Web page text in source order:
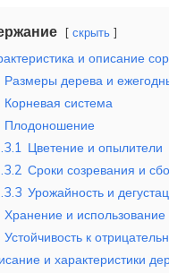
скрыть
и описание
Размеры дерева и
Корневая система
Плодоношение
Цветение и опылители
Сроки созревания и
Урожайность и
Хранение и использование
Устойчивость к
и характеристики